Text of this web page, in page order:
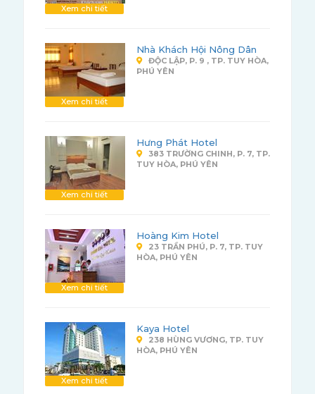
Xem chi tiết
Xem chi tiết
Nhà Khách Hội Nông Dân
ĐỘC LẬP, P. 9 , TP. TUY HÒA,
PHÚ YÊN
Xem chi tiết
Hưng Phát Hotel
383 TRƯỜNG CHINH, P. 7, TP.
TUY HÒA, PHÚ YÊN
Xem chi tiết
Hoàng Kim Hotel
23 TRẦN PHÚ, P. 7, TP. TUY
HÒA, PHÚ YÊN
Xem chi tiết
Kaya Hotel
238 HÙNG VƯƠNG, TP. TUY
HÒA, PHÚ YÊN